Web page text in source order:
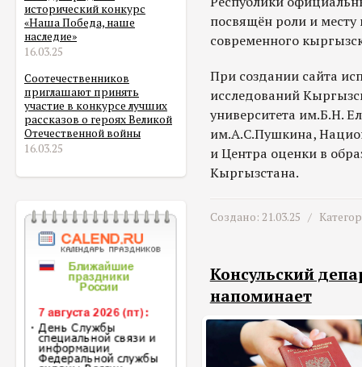
исторический конкурс
«Наша Победа, наше
наследие»
16.03.25
Соотечественников
приглашают принять
участие в конкурсе лучших
рассказов о героях Великой
Отечественной войны
16.03.25
посвящён роли и
современного
При создании сайта
исследований
университета им.Б.Н.
им.А.С.Пушкина,
и Центра оценки в
Кыргызстана.
Создано: 21.03.25 /
Консульский
напоминает